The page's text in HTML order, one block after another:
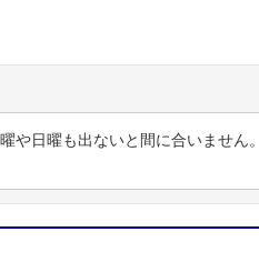
日曜も出ないと間に合いません。